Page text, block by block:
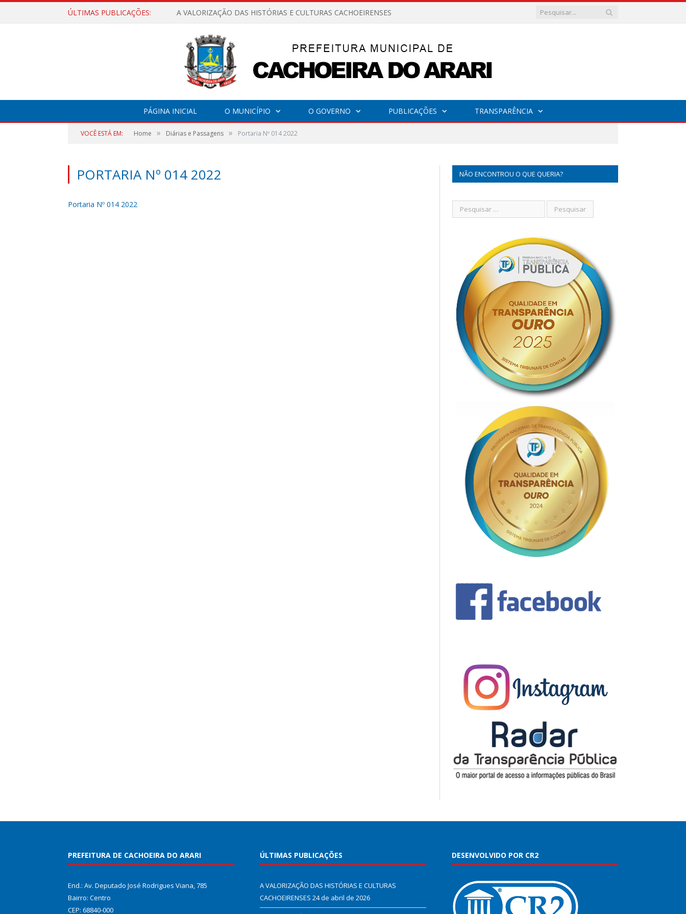
ÚLTIMAS PUBLICAÇÕES: A VALORIZAÇÃO DAS HISTÓRIAS E CULTURAS CACHOEIRENSES
PÁGINA INICIAL O MUNICÍPIO O GOVERNO PUBLICAÇÕES TRANSPARÊNCIA
VOCÊ ESTÁ EM: Home » Diárias e Passagens » Portaria Nº 014 2022
PORTARIA Nº 014 2022
Portaria Nº 014 2022
NÃO ENCONTROU O QUE QUERIA?
PREFEITURA DE CACHOEIRA DO ARARI
End.: Av. Deputado José Rodrigues Viana, 785
Bairro: Centro
CEP: 68840-000
ÚLTIMAS PUBLICAÇÕES
A VALORIZAÇÃO DAS HISTÓRIAS E CULTURAS
CACHOEIRENSES 24 de abril de 2026
DESENVOLVIDO POR CR2